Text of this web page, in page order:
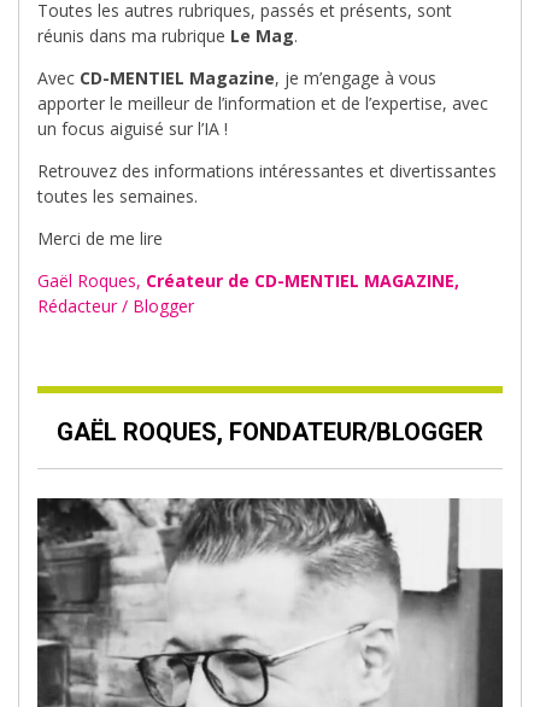
Toutes les autres rubriques, passés et présents, sont
réunis dans ma rubrique Le Mag.
Avec CD-MENTIEL Magazine, je m’engage à vous
apporter le meilleur de l’information et de l’expertise, avec
un focus aiguisé sur l’IA !
Retrouvez des informations intéressantes et divertissantes
toutes les semaines.
Merci de me lire
Gaël Roques, Créateur de CD-MENTIEL MAGAZINE,
Rédacteur / Blogger
GAËL ROQUES, FONDATEUR/BLOGGER